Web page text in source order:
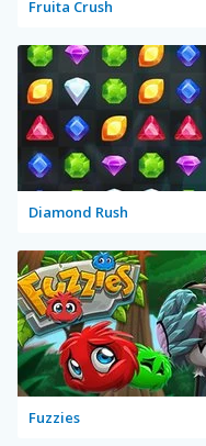
Fruita Crush
Diamond Rush
Fuzzies